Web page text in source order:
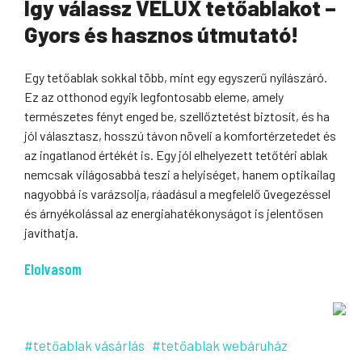
Így válassz VELUX tetőablakot –
Gyors és hasznos útmutató!
Egy tetőablak sokkal több, mint egy egyszerű nyílászáró.
Ez az otthonod egyik legfontosabb eleme, amely
természetes fényt enged be, szellőztetést biztosít, és ha
jól választasz, hosszú távon növeli a komfortérzetedet és
az ingatlanod értékét is. Egy jól elhelyezett tetőtéri ablak
nemcsak világosabbá teszi a helyiséget, hanem optikailag
nagyobbá is varázsolja, ráadásul a megfelelő üvegezéssel
és árnyékolással az energiahatékonyságot is jelentősen
javíthatja.
Elolvasom
#tetőablak vásárlás #tetőablak webáruház